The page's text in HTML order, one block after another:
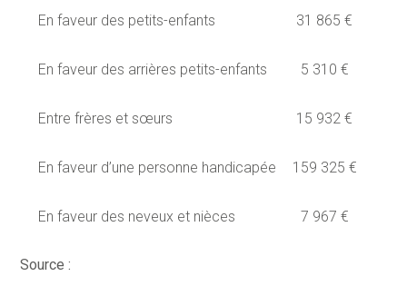
En faveur des petits-enfants 31 865 €
En faveur des arrières petits-enfants 5 310 €
Entre frères et sœurs 15 932 €
En faveur d’une personne handicapée 159 325 €
En faveur des neveux et nièces 7 967 €
Source :